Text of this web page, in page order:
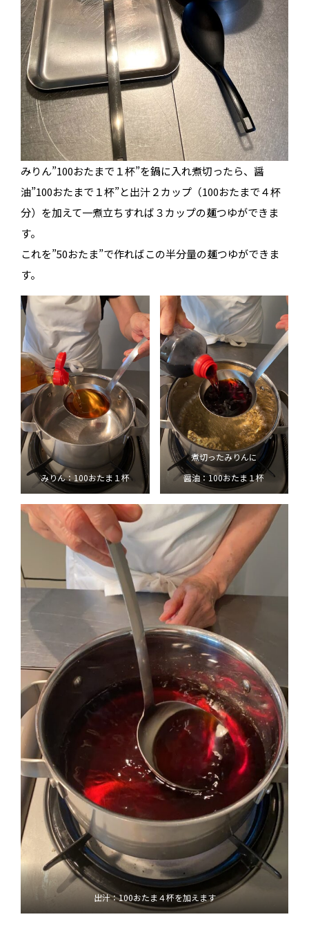
みりん”100おたまで１杯”を鍋に入れ煮切ったら、醤
油”100おたまで１杯”と出汁２カップ（100おたまで４杯
分）を加えて一煮立ちすれば３カップの麺つゆができま
す。
これを”50おたま”で作ればこの半分量の麺つゆができま
す。
みりん：100おたま１杯
煮切ったみりんに
醤油：100おたま１杯
出汁：100おたま４杯を加えます